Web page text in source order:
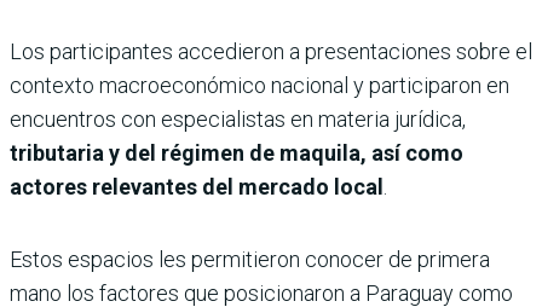
Los participantes accedieron a presentaciones sobre el
contexto macroeconómico nacional y participaron en
encuentros con especialistas en materia jurídica,
tributaria y del régimen de maquila, así como
actores relevantes del mercado local
Estos espacios les permitieron conocer de primera
mano los factores que posicionaron a Paraguay como